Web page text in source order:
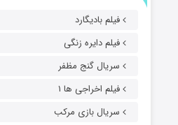
فیلم بادیگارد
فیلم دایره زنگی
سریال گنج مظفر
فیلم اخراجی ها ۱
سریال بازی مرکب